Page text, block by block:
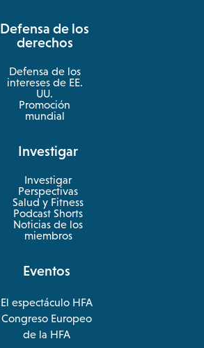
new
Defensa de los
derechos
Defensa de los
intereses de EE.
UU.
Promoción
mundial
Investigar
Investigar
Perspectivas
Salud y Fitness
opens
in
a
new
Podcast Shorts
Noticias de los
miembros
Eventos
El espectáculo HFA
opens
in
a
Congreso Europeo
de la HFA
opens